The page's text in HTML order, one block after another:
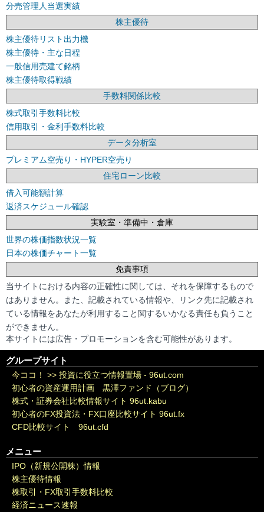
分売管理人当選実績
株主優待
株主優待リスト出力機
株主優待・主な日程
一般信用売建て銘柄
株主優待取得戦績
手数料関係比較
株式取引手数料比較
信用取引・金利手数料比較
データ分析室
プレミアム空売り・HYPER空売り
住宅ローン比較
借入可能額計算
返済スケジュール確認
実験室・準備中・倉庫
世界の株価指数状況一覧
日本の株価チャート一覧
免責事項
当サイトにおける内容の正確性に関しては、それを保障するもので
はありません。また、記載されている情報や、リンク先に記載され
ている情報をあなたが利用すること関するいかなる責任も負うこと
ができません。
本サイトには広告・プロモーションを含む可能性があります。
グループサイト
今ココ！ >> 投資に役立つ情報置場 - 96ut.com
初心者の資産運用計画 黒澤ファンド（ブログ）
株式・証券会社比較情報サイト 96ut.kabu
初心者のFX投資法・FX口座比較サイト 96ut.fx
CFD比較サイト 96ut.cfd
メニュー
IPO（新規公開株）情報
株主優待情報
株取引・FX取引手数料比較
経済ニュース速報